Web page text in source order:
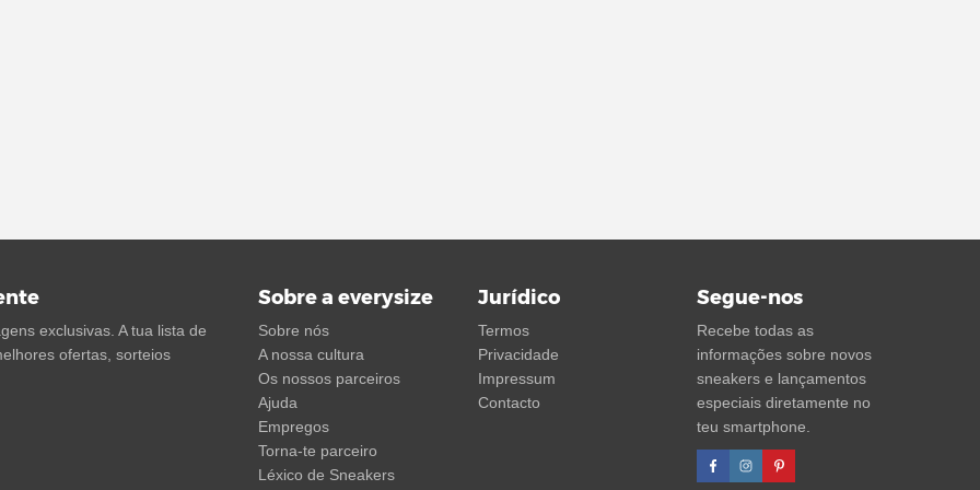
exclusivas. A tua lista de
ofertas, sorteios
Sobre a everysize
Sobre nós
A nossa cultura
Os nossos parceiros
Ajuda
Empregos
Torna-te parceiro
Léxico de Sneakers
Jurídico
Termos
Privacidade
Impressum
Contacto
Segue-nos
Recebe todas as
informações sobre novos
sneakers e lançamentos
especiais diretamente no
teu smartphone.